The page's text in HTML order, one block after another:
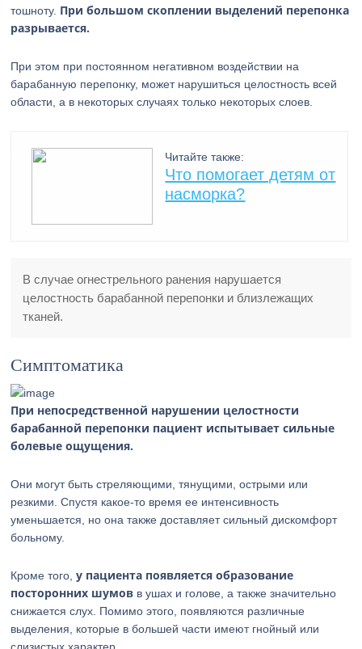
тошноту. При большом скоплении выделений перепонка
разрывается.
При этом при постоянном негативном воздействии на
барабанную перепонку, может нарушиться целостность всей
области, а в некоторых случаях только некоторых слоев.
Читайте также:
Что помогает детям от
насморка?
В случае огнестрельного ранения нарушается
целостность барабанной перепонки и близлежащих
тканей.
Симптоматика
При непосредственной нарушении целостности
барабанной перепонки пациент испытывает сильные
болевые ощущения.
Они могут быть стреляющими, тянущими, острыми или
резкими. Спустя какое-то время ее интенсивность
уменьшается, но она также доставляет сильный дискомфорт
больному.
Кроме того,у пациента появляется образование
посторонних шумов в ушах и голове, а также значительно
снижается слух. Помимо этого, появляются различные
выделения, которые в большей части имеют гнойный или